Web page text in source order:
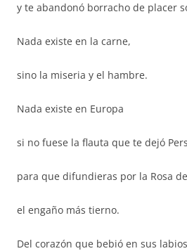
y te abandonó borracho de placer
Nada existe en la carne,
sino la miseria y el hambre.
Nada existe en Europa
si no fuese la flauta que te dejó
para que difundieras por la Rosa
el engaño más tierno.
Del corazón que bebió en sus labios